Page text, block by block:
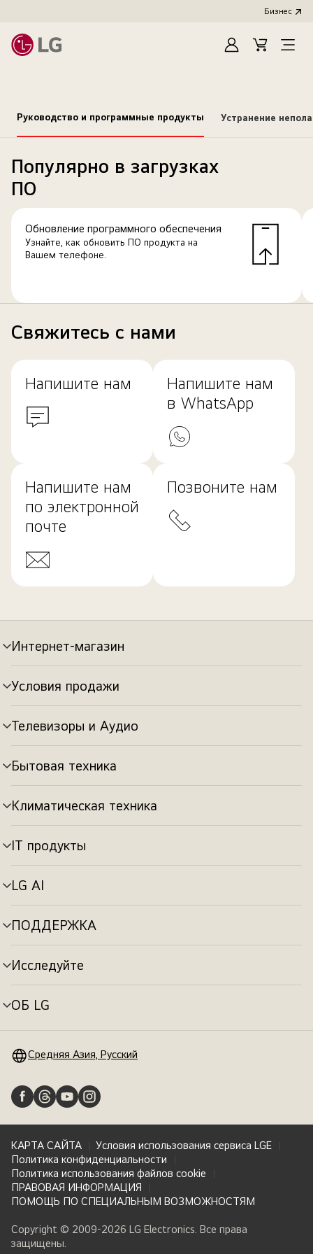
Бизнес
Cart
Open
Руководство и программные продукты Устранение
Популярно в загрузках
ПО
Обновление программного обеспечения
Узнайте, как обновить ПО продукта на
Вашем телефоне.
Свяжитесь с нами
Напишите нам
Напишите нам
в WhatsApp
Напишите нам
по электронной
почте
Позвоните нам
Интернет-магазин
Переключатель
меню
Условия продажи
Переключатель
меню
Телевизоры и Аудио
Переключатель
меню
Бытовая техника
Переключатель
меню
Климатическая техника
Переключатель
меню
IT продукты
Переключатель
меню
LG AI
Переключатель
меню
ПОДДЕРЖКА
Переключатель
меню
Исследуйте
Переключатель
меню
ОБ LG
Переключатель
Средняя Азия, Русский
КАРТА САЙТА
Условия использования сервиса LGE
Политика конфиденциальности
Политика использования файлов cookie
ПРАВОВАЯ ИНФОРМАЦИЯ
ПОМОЩЬ ПО СПЕЦИАЛЬНЫМ ВОЗМОЖНОСТЯМ
Copyright © 2009-2026 LG Electronics. Все права
защищены.